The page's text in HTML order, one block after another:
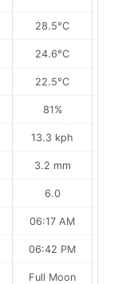
28.5°C
24.6°C
22.5°C
81%
13.3 kph
3.2 mm
6.0
06:17 AM
06:42 PM
Full Moon